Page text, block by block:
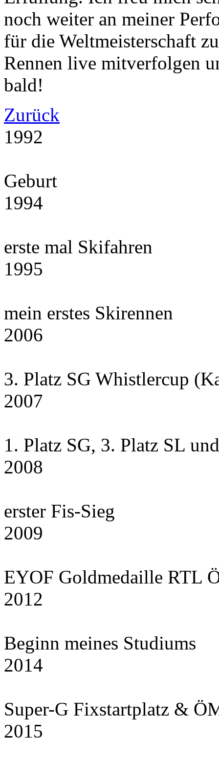
noch weiter an meiner
für die Weltmeisterschaft
Rennen live mitverfolgen
bald!
Zurück
1992
Geburt
1994
erste mal Skifahren
1995
mein erstes Skirennen
2006
3. Platz SG Whistlercup
2007
1. Platz SG, 3. Platz SL
2008
erster Fis-Sieg
2009
EYOF Goldmedaille RTL
2012
Beginn meines Studiums
2014
Super-G Fixstartplatz &
2015